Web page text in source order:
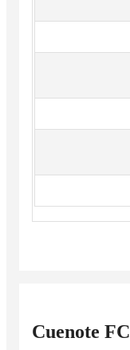
Cuenote FC